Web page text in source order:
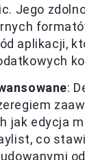
Jego
aplikacji,
:
jak edycja
co